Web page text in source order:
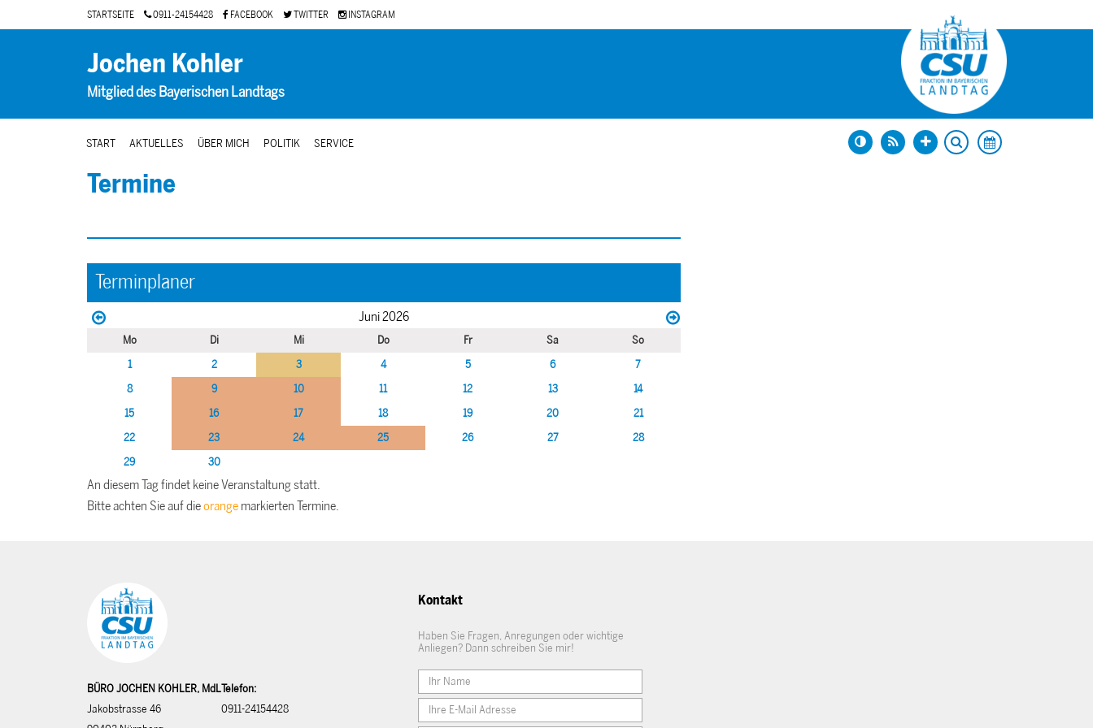
STARTSEITE 0911-24154428 FACEBOOK TWITTER INSTAGRAM
Jochen Kohler
Mitglied des Bayerischen Landtags
START AKTUELLES ÜBER MICH POLITIK SERVICE
Termine
Terminplaner
Juni 2026
Mo Di Mi Do Fr Sa
So
1
2 3 4 5 6
7
8
9 10 11 12 13
14
15
16 17 18 19 20
21
22
23 24 25 26 27
28
29
30
An diesem Tag findet keine Veranstaltung statt.
Bitte achten Sie auf dieorange markierten Termine.
BÜRO JOCHEN KOHLER, MdL
Jakobstrasse 46
Telefon:
0911-24154428
Kontakt
Haben Sie Fragen, Anregungen oder wichtige
Anliegen? Dann schreiben Sie mir!